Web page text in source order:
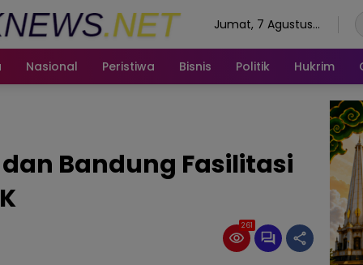
Jumat, 7 Agustus
Nasional Peristiwa Bisnis Politik Hukrim
Bandung Fasilitasi
261